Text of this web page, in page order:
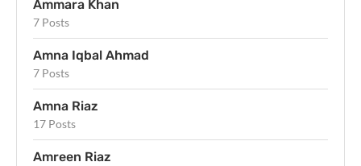
Ammara Khan
7 Posts
Amna Iqbal Ahmad
7 Posts
Amna Riaz
17 Posts
Amreen Riaz